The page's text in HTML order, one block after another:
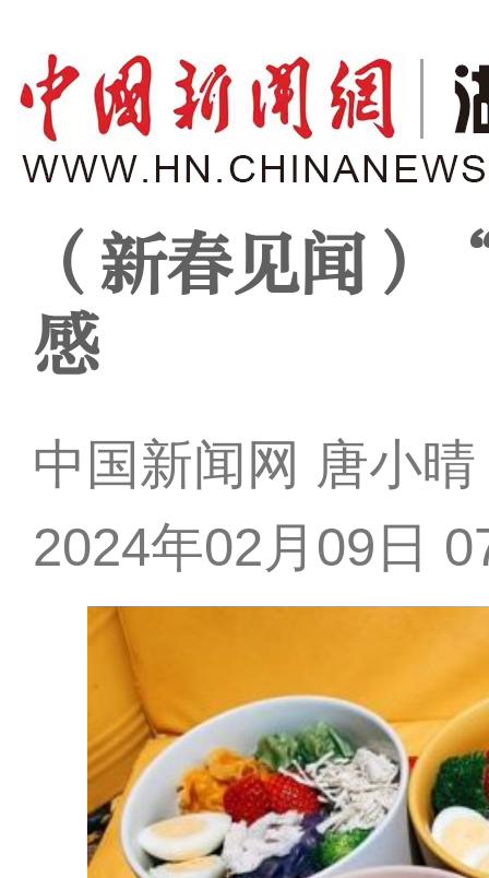
（新春见闻
感
中国新闻网 唐小晴
2024年02月09日